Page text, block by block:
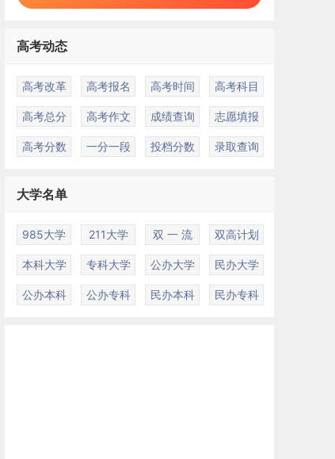
高考动态
高考改革 高考报名 高考时间 高考科目
高考总分 高考作文 成绩查询 志愿填报
高考分数 一分一段 投档分数 录取查询
大学名单
985大学 211大学 双 一 流 双高计划
本科大学 专科大学 公办大学 民办大学
公办本科 公办专科 民办本科 民办专科